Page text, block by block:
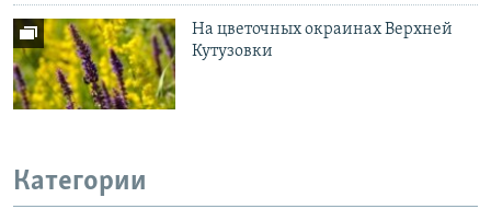
На цветочных окраинах Верхней
Кутузовки
Категории